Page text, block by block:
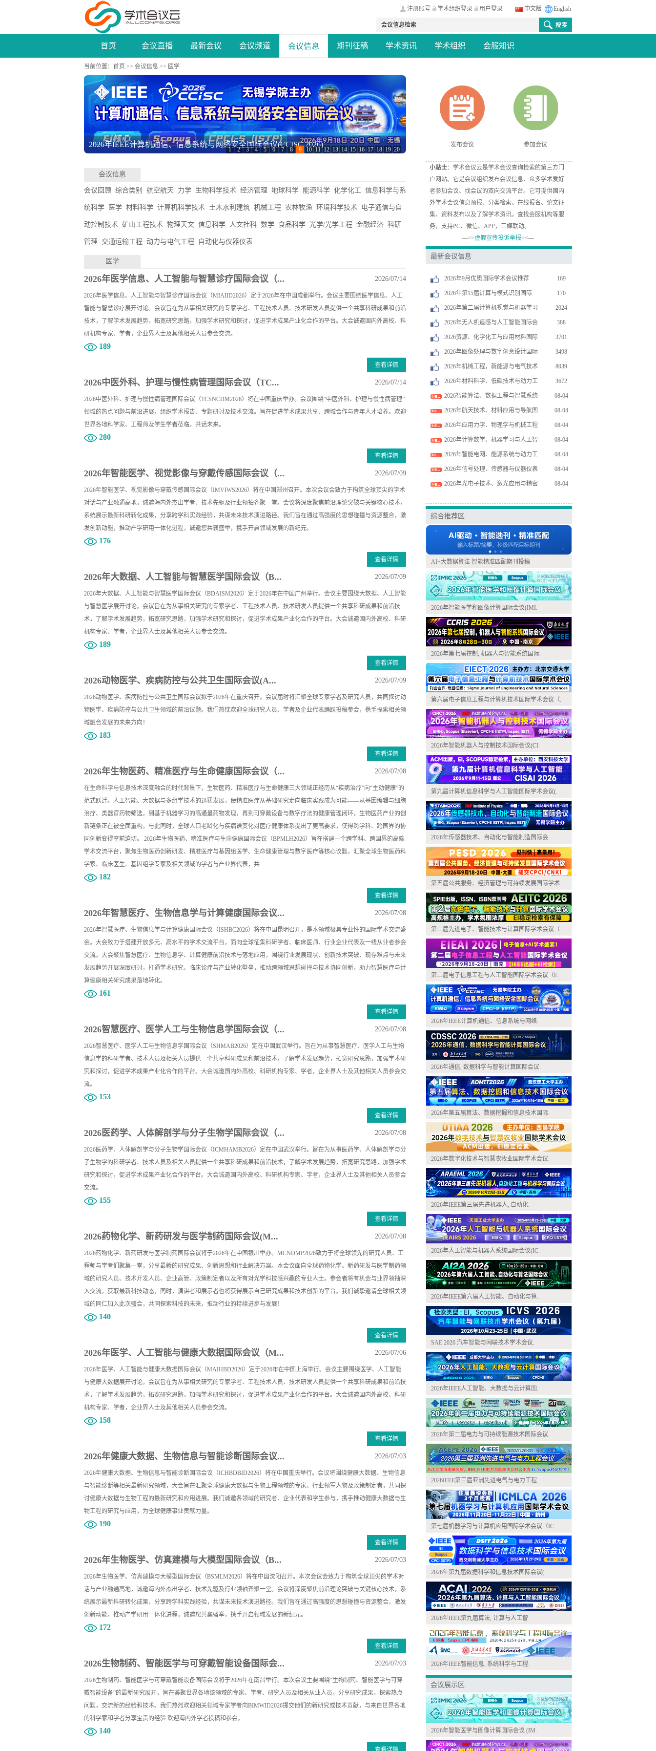
中文版 English
注册账号 学术组织登录 用户登录
首页 会议直播 最新会议 会议频道 会议信息 期刊征稿 学术资讯 学术组织 会服知识
当前位置： 首页 >> 会议信息 >> 医学
2026年IEEE计算机通信、信息系统与网络安全国际会议(CCISC 2026)
1 2 3 4 5 6 7 8 9 10 11 12 13 14 15 16 17 18 19 20
会议信息
会议回顾 综合类别 航空航天 力学 生物科学技术 经济管理 地球科学 能源科学 化学化工 信息科学与系
统科学 医学 材料科学 计算机科学技术 土木水利建筑 机械工程 农林牧渔 环境科学技术 电子通信与自
动控制技术 矿山工程技术 物理天文 信息科学 人文社科 数学 食品科学 光学/光学工程 金融经济 科研
管理 交通运输工程 动力与电气工程 自动化与仪器仪表
医学
2026年医学信息、人工智能与智慧诊疗国际会议（... 2026/07/14
2026年医学信息、人工智能与智慧诊疗国际会议（MIAIID2026）定于2026年在中国成都举行。会议主要围绕医学信息、人工
智能与智慧诊疗展开讨论。会议旨在为从事相关研究的专家学者、工程技术人员、技术研发人员提供一个共享科研成果和前沿
技术，了解学术发展趋势，拓宽研究思路，加强学术研究和探讨，促进学术成果产业化合作的平台。大会诚邀国内外高校、科
研机构专家、学者，企业界人士及其他相关人员参会交流。
189
查看详情
2026中医外科、护理与慢性病管理国际会议（TC... 2026/07/14
2026中医外科、护理与慢性病管理国际会议（TCSNCDM2026）将在中国重庆举办。会议围绕“中医外科、护理与慢性病管理”
领域的热点问题与前沿进展，组织学术报告、专题研讨及技术交流。旨在促进学术成果共享、跨域合作与青年人才培养。欢迎
世界各地科学家、工程师及学生学者莅临，共话未来。
280
查看详情
2026年智能医学、视觉影像与穿戴传感国际会议（... 2026/07/09
2026年智能医学、视觉影像与穿戴传感国际会议（IMVIWS2026）将在中国郑州召开。本次会议会致力于构筑全球顶尖的学术
对话与产业融通高地，诚邀海内外杰出学者、技术先驱及行业领袖齐聚一堂。会议将深度聚焦前沿理论突破与关键核心技术，
系统展示最新科研转化成果，分享跨学科实践经验，共谋未来技术演进路径。我们旨在通过高强度的思想碰撞与资源整合，激
发创新动能，推动产学研用一体化进程，诚邀您共襄盛举，携手开启领域发展的新纪元。
176
查看详情
2026年大数据、人工智能与智慧医学国际会议（B... 2026/07/09
2026年大数据、人工智能与智慧医学国际会议（BDAISM2026）定于2026年在中国广州举行。会议主要围绕大数据、人工智能
与智慧医学展开讨论。会议旨在为从事相关研究的专家学者、工程技术人员、技术研发人员提供一个共享科研成果和前沿技
术，了解学术发展趋势，拓宽研究思路，加强学术研究和探讨，促进学术成果产业化合作的平台。大会诚邀国内外高校、科研
机构专家、学者，企业界人士及其他相关人员参会交流。
189
查看详情
2026动物医学、疾病防控与公共卫生国际会议(A... 2026/07/09
2026动物医学、疾病防控与公共卫生国际会议拟于2026年在重庆召开。会议届时将汇聚全球专家学者及研究人员，共同探讨动
物医学、疾病防控与公共卫生领域的前沿议题。我们热忱欢迎全球研究人员、学者及企业代表踊跃投稿参会，携手探索相关领
域融合发展的未来方向！
183
查看详情
2026年生物医药、精准医疗与生命健康国际会议（... 2026/07/08
在生命科学与信息技术深度融合的时代背景下，生物医药、精准医疗与生命健康三大领域正经历从“疾病治疗”向“主动健康”的
范式跃迁。人工智能、大数据与多组学技术的迅猛发展，使精准医疗从基础研究走向临床实践成为可能——从基因编辑与细胞
治疗、类器官药物筛选，到基于机器学习的高通量药物发现，再到可穿戴设备与数字疗法的健康管理闭环，生物医药产业的创
新链条正在被全面重构。与此同时，全球人口老龄化与疾病谱变化对医疗健康体系提出了更高要求，使得跨学科、跨国界的协
同创新变得空前迫切。 2026年生物医药、精准医疗与生命健康国际会议（BPMLH2026）旨在搭建一个跨学科、跨国界的高端
学术交流平台，聚焦生物医药创新研发、精准医疗与基因组医学、生命健康管理与数字医疗等核心议题，汇聚全球生物医药科
学家、临床医生、基因组学专家及相关领域的学者与产业界代表，共
182
查看详情
2026年智慧医疗、生物信息学与计算健康国际会议... 2026/07/08
2026年智慧医疗、生物信息学与计算健康国际会议（ISHBC2026）将在中国昆明召开，是本领域极具专业性的国际学术交流盛
会。大会致力于搭建开放多元、高水平的学术交流平台，面向全球征集科研学者、临床医师、行业企业代表及一线从业者参会
交流。大会聚焦智慧医疗、生物信息学、计算健康前沿技术与落地应用，围绕行业发展现状、创新技术突破、现存难点与未来
发展趋势开展深度研讨，打通学术研究、临床诊疗与产业转化壁垒，推动跨领域思想碰撞与技术协同创新，助力智慧医疗与计
算健康相关研究成果落地转化。
161
查看详情
2026智慧医疗、医学人工与生物信息学国际会议（... 2026/07/08
2026智慧医疗、医学人工与生物信息学国际会议（SHMAB2026）定在中国武汉举行。旨在为从事智慧医疗、医学人工与生物
信息学的科研学者、技术人员及相关人员提供一个共享科研成果和前沿技术，了解学术发展趋势，拓宽研究思路，加强学术研
究和探讨，促进学术成果产业化合作的平台。大会诚邀国内外高校、科研机构专家、学者，企业界人士及其他相关人员参会交
流。
153
查看详情
2026医药学、人体解剖学与分子生物学国际会议（... 2026/07/08
2026医药学、人体解剖学与分子生物学国际会议（ICMHAMB2026）定在中国武汉举行。旨在为从事医药学、人体解剖学与分
子生物学的科研学者、技术人员及相关人员提供一个共享科研成果和前沿技术，了解学术发展趋势，拓宽研究思路，加强学术
研究和探讨，促进学术成果产业化合作的平台。大会诚邀国内外高校、科研机构专家、学者，企业界人士及其他相关人员参会
交流。
155
查看详情
2026药物化学、新药研发与医学制药国际会议(M... 2026/07/08
2026药物化学、新药研发与医学制药国际会议将于2026年在中国银川举办。MCNDMP2026致力于将全球领先的研究人员、工
程师与学者们聚集一堂，分享最新的研究成果、创新思想和行业解决方案。本会议面向全球药物化学、新药研发与医学制药领
域的研究人员、技术开发人员、企业高管、政策制定者以及所有对光学科技感兴趣的专业人士。参会者将有机会与业界领袖深
入交流，获取最新科技动态，同时，演讲者和展示者也将获得展示自己研究成果和技术创新的平台。我们诚挚邀请全球相关领
域的同仁加入此次盛会，共同探索科技的未来，推动行业的持续进步与发展！
140
查看详情
2026年医学、人工智能与健康大数据国际会议（M... 2026/07/06
2026年医学、人工智能与健康大数据国际会议（MAIHBD2026）定于2026年在中国上海举行。会议主要围绕医学、人工智能
与健康大数据展开讨论。会议旨在为从事相关研究的专家学者、工程技术人员、技术研发人员提供一个共享科研成果和前沿技
术，了解学术发展趋势，拓宽研究思路，加强学术研究和探讨，促进学术成果产业化合作的平台。大会诚邀国内外高校、科研
机构专家、学者，企业界人士及其他相关人员参会交流。
158
查看详情
2026年健康大数据、生物信息与智能诊断国际会议... 2026/07/03
2026年健康大数据、生物信息与智能诊断国际会议（ICHBDBID2026）将在中国重庆举行。会议将围绕健康大数据、生物信息
与智能诊断等相关最新研究领域，大会旨在汇聚全球健康大数据与生物工程领域的专家、行业领军人物及政策制定者，共同探
讨健康大数据与生物工程的最新研究和应用进展。我们诚邀各领域的研究者、企业代表和学生参与，携手推动健康大数据与生
物工程的研究与应用，为全球健康事业贡献力量。
190
查看详情
2026年生物医学、仿真建模与大模型国际会议（B... 2026/07/03
2026年生物医学、仿真建模与大模型国际会议（BSMLM2026）将在中国沈阳召开。本次会议会致力于构筑全球顶尖的学术对
话与产业融通高地，诚邀海内外杰出学者、技术先驱及行业领袖齐聚一堂。会议将深度聚焦前沿理论突破与关键核心技术，系
统展示最新科研转化成果，分享跨学科实践经验，共谋未来技术演进路径。我们旨在通过高强度的思想碰撞与资源整合，激发
创新动能，推动产学研用一体化进程，诚邀您共襄盛举，携手开启领域发展的新纪元。
172
查看详情
2026生物制药、智能医学与可穿戴智能设备国际会... 2026/07/03
2026生物制药、智能医学与可穿戴智能设备国际会议将于2026年在南昌举行。本次会议主要围绕“生物制药、智能医学与可穿
戴智能设备”的最新研究展开，旨在荟聚世界各地该领域的专家、学者、研究人员及相关从业人员，分享研究成果，探索热点
问题，交流新的经验和技术。我们热烈欢迎相关领域专家学者向BIMWID2026提交他们的新研究或技术贡献，与来自世界各地
的科学家和学者分享宝贵的经验.欢迎海内外学者投稿和参会。
140
查看详情
发布会议 参加会议
小贴士：学术会议云是学术会议查询检索的第三方门
户网站。它是会议组织发布会议信息、众多学术爱好
者参加会议、找会议的双向交流平台。它可提供国内
外学术会议信息预报、分类检索、在线报名、论文征
集、资料发布以及了解学术资讯，查找会服机构等服
务，支持PC、微信、APP，三媒联动。
--->>虚假宣传投诉举报<<---
最新会议信息
2026年9月优质国际学术会议推荐 169
2026年第15届计算与模式识别国际 170
2026年第二届计算机视觉与机器学习 2024
2026年无人机遥感与人工智能国际会 388
2026资源、化学化工与应用材料国际 3701
2026年图像处理与数字创意设计国际 3498
2026年机械工程，新能源与电气技术 8039
2026年材料科学、低碳技术与动力工 3672
2026智能算法、数据工程与智慧系统 08-04
2026年航天技术、材料应用与导航国 08-04
2026年应用力学、物理学与机械工程 08-04
2026年计算数学、机器学习与人工智 08-04
2026年智能电网、能源系统与动力工 08-04
2026年信号处理、传感器与仪器仪表 08-04
2026年光电子技术、激光应用与精密 08-04
综合推荐区
AI+大数据算法 智能精准匹配期刊投稿
2026年智能医学和图像计算国际会议(IMI.
2026年第七届控制, 机器人与智能系统国际.
第六届电子信息工程与计算机技术国际学术会议（.
2026年智能机器人与控制技术国际会议(CI.
第九届计算机信息科学与人工智能国际学术会议(.
2026年传感器技术、自动化与智能制造国际会.
第五届公共服务、经济管理与可持续发展国际学术.
第二届先进电子、智能技术与计算国际学术会议（.
第二届电子信息工程与人工智能国际学术会议（E.
2026年IEEE计算机通信、信息系统与网络.
2026年通信, 数据科学与智能计算国际会议.
2026年第五届算法、数据挖掘和信息技术国际.
2026年数字化技术与智慧农牧业国际学术会议.
2026年IEEE第三届先进机器人, 自动化.
2026年人工智能与机器人系统国际会议(IC.
2026年IEEE第六届人工智能、自动化与算.
SAE 2026 汽车智能与网联技术学术会议.
2026年IEEE人工智能、大数据与云计算国.
2026年第二届电力与可持续能源技术国际会议.
2026IEEE第三届亚洲先进电气与电力工程.
第七届机器学习与计算机应用国际学术会议（IC.
2026年第九届数据科学和信息技术国际会议(.
2026年IEEE第九届算法, 计算与人工智.
2026年IEEE智能信息, 系统科学与工程.
会议展示区
2026年智能医学与图像计算国际会议 (IM.